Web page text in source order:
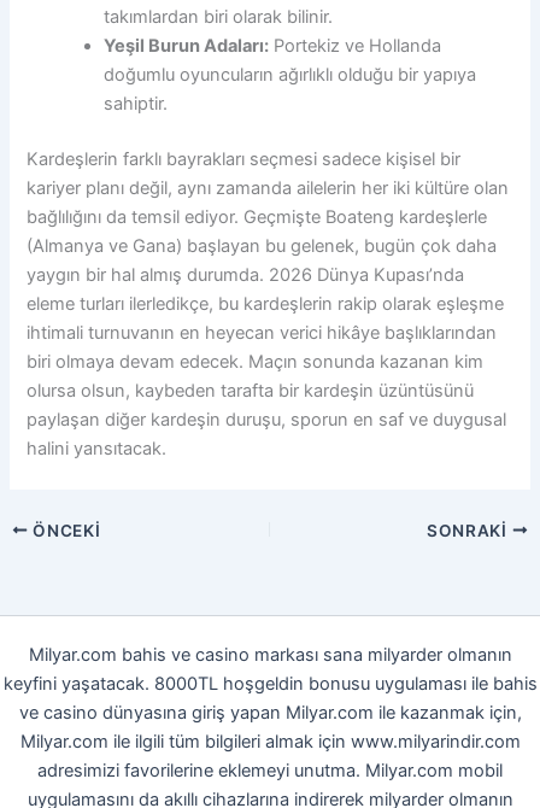
takımlardan biri olarak bilinir.
Yeşil Burun Adaları: Portekiz ve Hollanda
doğumlu oyuncuların ağırlıklı olduğu bir yapıya
sahiptir.
Kardeşlerin farklı bayrakları seçmesi sadece kişisel bir
kariyer planı değil, aynı zamanda ailelerin her iki kültüre olan
bağlılığını da temsil ediyor. Geçmişte Boateng kardeşlerle
(Almanya ve Gana) başlayan bu gelenek, bugün çok daha
yaygın bir hal almış durumda. 2026 Dünya Kupası’nda
eleme turları ilerledikçe, bu kardeşlerin rakip olarak eşleşme
ihtimali turnuvanın en heyecan verici hikâye başlıklarından
biri olmaya devam edecek. Maçın sonunda kazanan kim
olursa olsun, kaybeden tarafta bir kardeşin üzüntüsünü
paylaşan diğer kardeşin duruşu, sporun en saf ve duygusal
halini yansıtacak.
ÖNCEKI SONRAKI
Milyar.com bahis ve casino markası sana milyarder olmanın
keyfini yaşatacak. 8000TL hoşgeldin bonusu uygulaması ile bahis
ve casino dünyasına giriş yapan Milyar.com ile kazanmak için,
Milyar.com ile ilgili tüm bilgileri almak için www.milyarindir.com
adresimizi favorilerine eklemeyi unutma. Milyar.com mobil
uygulamasını da akıllı cihazlarına indirerek milyarder olmanın